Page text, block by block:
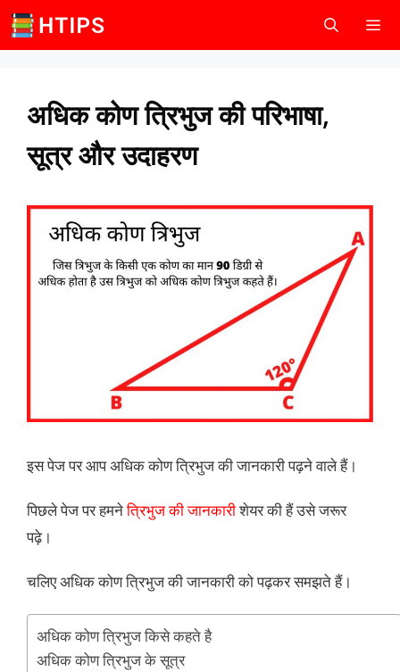
Skip
to
अधिक कोण त्रिभुज की परिभाषा,
सूत्र और उदाहरण
इस पेज पर आप अधिक कोण त्रिभुज की जानकारी पढ़ने वाले हैं।
पिछले पेज पर हमनेत्रिभुज की जानकारीशेयर की हैं उसे जरूर
पढ़े।
चलिए अधिक कोण त्रिभुज की जानकारी को पढ़कर समझते हैं।
अधिक कोण त्रिभुज किसे कहते है
अधिक कोण त्रिभुज के सूत्र